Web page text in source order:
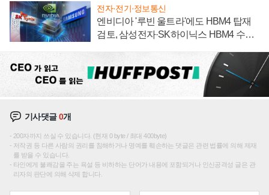
전자·전기·정보통신
엔비디아 '루빈 울트라'에도 HBM4 탑재
검토, 삼성전자·SK하이닉스 HBM4 수율
기사댓글0개
200자까지 쓰실 수 있습니다. (현재 0 byte / 최대 400byte)
저작권 등 다른 사람의 권리를 침해하거나 명예를 훼손하는 댓글은 관련 법률에 의해 제재
를 받을 수 있습니다.
타인에게 불쾌감을 주는 욕설 등 비하하는 단어가 내용에 포함되거나 인신공격성 글은 관
리자의 판단에 의해 삭제 합니다.